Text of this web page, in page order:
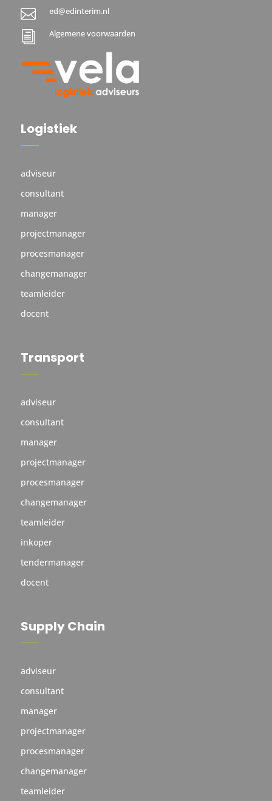
 ed@edinterim.nl
i Algemene voorwaarden
Logistiek
adviseur
consultant
manager
projectmanager
procesmanager
changemanager
teamleider
docent
Transport
adviseur
consultant
manager
projectmanager
procesmanager
changemanager
teamleider
inkoper
tendermanager
docent
Supply Chain
adviseur
consultant
manager
projectmanager
procesmanager
changemanager
teamleider